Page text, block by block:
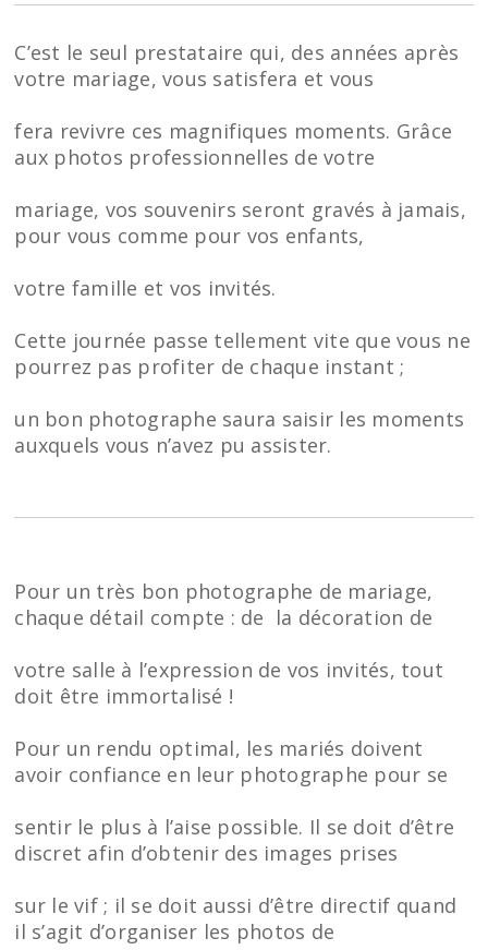
C’est le seul prestataire qui, des années après
votre mariage, vous satisfera et vous
fera revivre ces magnifiques moments. Grâce
aux photos professionnelles de votre
mariage, vos souvenirs seront gravés à jamais,
pour vous comme pour vos enfants,
votre famille et vos invités.
Cette journée passe tellement vite que vous ne
pourrez pas profiter de chaque instant ;
un bon photographe saura saisir les moments
auxquels vous n’avez pu assister.
Pour un très bon photographe de mariage,
chaque détail compte : de la décoration de
votre salle à l’expression de vos invités, tout
doit être immortalisé !
Pour un rendu optimal, les mariés doivent
avoir confiance en leur photographe pour se
sentir le plus à l’aise possible. Il se doit d’être
discret afin d’obtenir des images prises
sur le vif ; il se doit aussi d’être directif quand
il s’agit d’organiser les photos de